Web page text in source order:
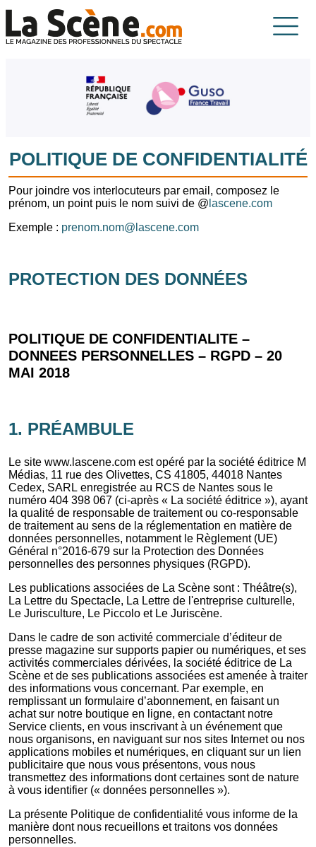
POLITIQUE DE CONFIDENTIALITÉ
Pour joindre vos interlocuteurs par email, composez le
prénom, un point puis le nom suivi de @ lascene.com
Exemple : prenom.nom@lascene.com
PROTECTION DES DONNÉES
POLITIQUE DE CONFIDENTIALITE –
DONNEES PERSONNELLES – RGPD – 20
MAI 2018
1. PRÉAMBULE
Le site www.lascene.com est opéré par la société éditrice M
Médias, 11 rue des Olivettes, CS 41805, 44018 Nantes
Cedex, SARL enregistrée au RCS de Nantes sous le
numéro 404 398 067 (ci-après « La société éditrice »), ayant
la qualité de responsable de traitement ou co-responsable
de traitement au sens de la réglementation en matière de
données personnelles, notamment le Règlement (UE)
Général n°2016-679 sur la Protection des Données
personnelles des personnes physiques (RGPD).
Les publications associées de La Scène sont : Théâtre(s),
La Lettre du Spectacle, La Lettre de l'entreprise culturelle,
Le Jurisculture, Le Piccolo et Le Juriscène.
Dans le cadre de son activité commerciale d’éditeur de
presse magazine sur supports papier ou numériques, et ses
activités commerciales dérivées, la société éditrice de La
Scène et de ses publications associées est amenée à traiter
des informations vous concernant. Par exemple, en
remplissant un formulaire d’abonnement, en faisant un
achat sur notre boutique en ligne, en contactant notre
Service clients, en vous inscrivant à un événement que
nous organisons, en naviguant sur nos sites Internet ou nos
applications mobiles et numériques, en cliquant sur un lien
publicitaire que nous vous présentons, vous nous
transmettez des informations dont certaines sont de nature
à vous identifier (« données personnelles »).
La présente Politique de confidentialité vous informe de la
manière dont nous recueillons et traitons vos données
personnelles.